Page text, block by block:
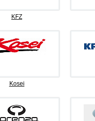
KFZ
Kosei